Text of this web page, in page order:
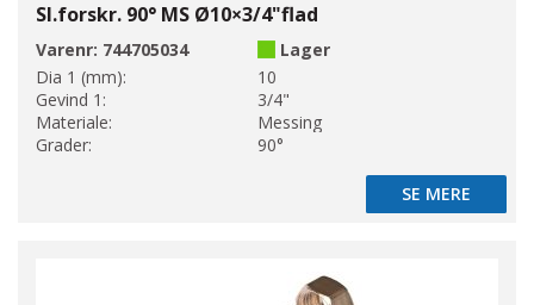
Sl.forskr. 90° MS Ø10×3/4"flad
Varenr: 744705034
Lager
Dia 1 (mm):
10
Gevind 1:
3/4"
Materiale:
Messing
Grader:
90°
SE MERE
SE MERE